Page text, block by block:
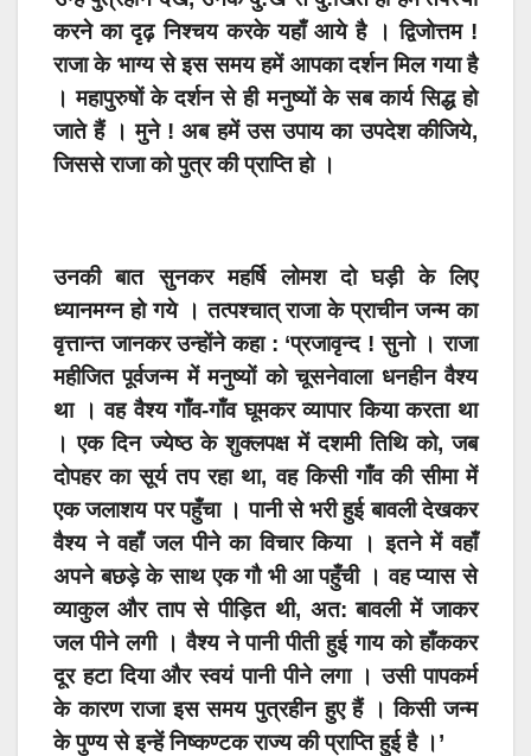
करने का दृढ़ निश्चय करके यहाँ आये है । द्विजोत्तम !
राजा के भाग्य से इस समय हमें आपका दर्शन मिल गया है
। महापुरुषों के दर्शन से ही मनुष्यों के सब कार्य सिद्ध हो
जाते हैं । मुने ! अब हमें उस उपाय का उपदेश कीजिये,
जिससे राजा को पुत्र की प्राप्ति हो ।
उनकी बात सुनकर महर्षि लोमश दो घड़ी के लिए
ध्यानमग्न हो गये । तत्पश्चात् राजा के प्राचीन जन्म का
वृत्तान्त जानकर उन्होंने कहा : ‘प्रजावृन्द ! सुनो । राजा
महीजित पूर्वजन्म में मनुष्यों को चूसनेवाला धनहीन वैश्य
था । वह वैश्य गाँव-गाँव घूमकर व्यापार किया करता था
। एक दिन ज्येष्ठ के शुक्लपक्ष में दशमी तिथि को, जब
दोपहर का सूर्य तप रहा था, वह किसी गाँव की सीमा में
एक जलाशय पर पहुँचा । पानी से भरी हुई बावली देखकर
वैश्य ने वहाँ जल पीने का विचार किया । इतने में वहाँ
अपने बछड़े के साथ एक गौ भी आ पहुँची । वह प्यास से
व्याकुल और ताप से पीड़ित थी, अत: बावली में जाकर
जल पीने लगी । वैश्य ने पानी पीती हुई गाय को हाँककर
दूर हटा दिया और स्वयं पानी पीने लगा । उसी पापकर्म
के कारण राजा इस समय पुत्रहीन हुए हैं । किसी जन्म
के पुण्य से इन्हें निष्कण्टक राज्य की प्राप्ति हुई है ।’